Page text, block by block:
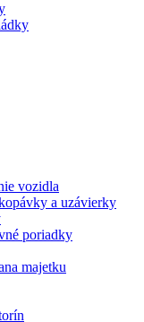
vozidla
a uzávierky
poriadky
majetku